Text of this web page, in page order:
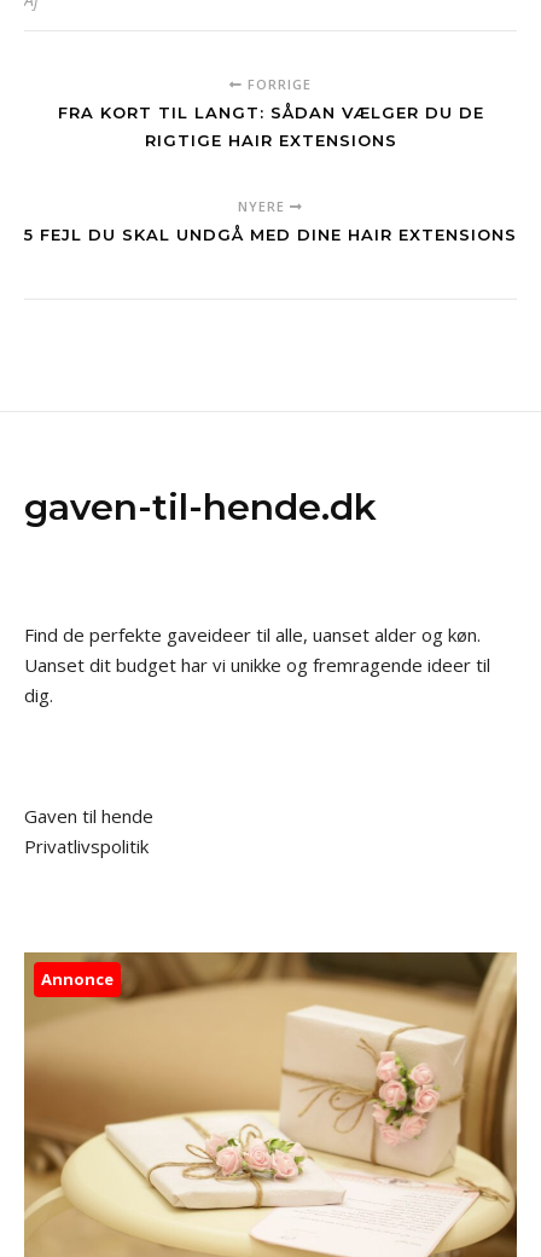
FORRIGE
FRA KORT TIL LANGT: SÅDAN VÆLGER DU DE
RIGTIGE HAIR EXTENSIONS
NYERE
5 FEJL DU SKAL UNDGÅ MED DINE HAIR EXTENSIONS
gaven-til-hende.dk
Find de perfekte gaveideer til alle, uanset alder og køn.
Uanset dit budget har vi unikke og fremragende ideer til
dig.
Gaven til hende
Privatlivspolitik
Annonce